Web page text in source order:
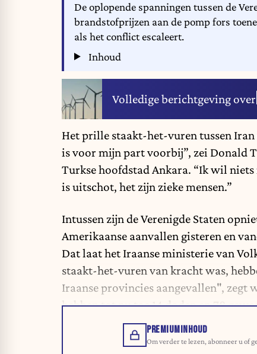
De oplopende spanningen tussen de
brandstofprijzen aan de pomp fors
als het conflict escaleert.
Inhoud
Volledige berichtgeving over
Het prille staakt-het-vuren tussen Iran
is voor mijn part voorbij”, zei Donald
Turkse hoofdstad Ankara. “Ik wil niets
is uitschot, het zijn zieke mensen.”
Intussen zijn de Verenigde Staten
Amerikaanse aanvallen gisteren en
Dat laat het Iraanse ministerie van
staakt-het-vuren van kracht was,
Iraanse provincies aangevallen", zegt
hebben tot nu toe 14 doden en 78
PREMIUMINHOUD
Om verder te lezen, abonneer u of